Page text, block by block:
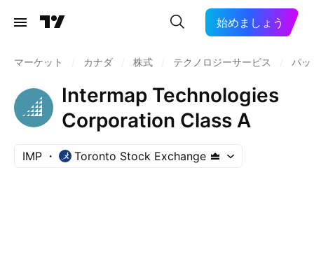
始めましょう
マーケット カナダ 株式 テクノロジーサービス パッ
Intermap Technologies
Corporation Class A
IMP Toronto Stock Exchange